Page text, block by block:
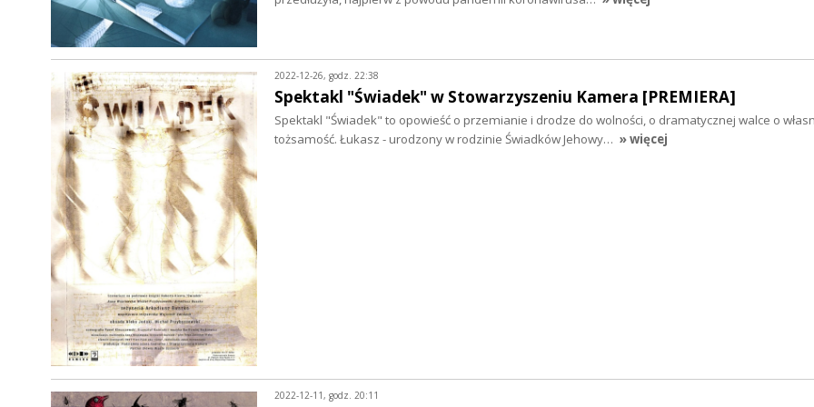
2022-12-26, godz. 22:38
Spektakl "Świadek" w Stowarzyszeniu Kamera [PREMIERA]
Spektakl "Świadek" to opowieść o przemianie i drodze do wolności, o dramatycznej walce o
tożsamość. Łukasz - urodzony w rodzinie Świadków Jehowy… » więcej
2022-12-11, godz. 20:11